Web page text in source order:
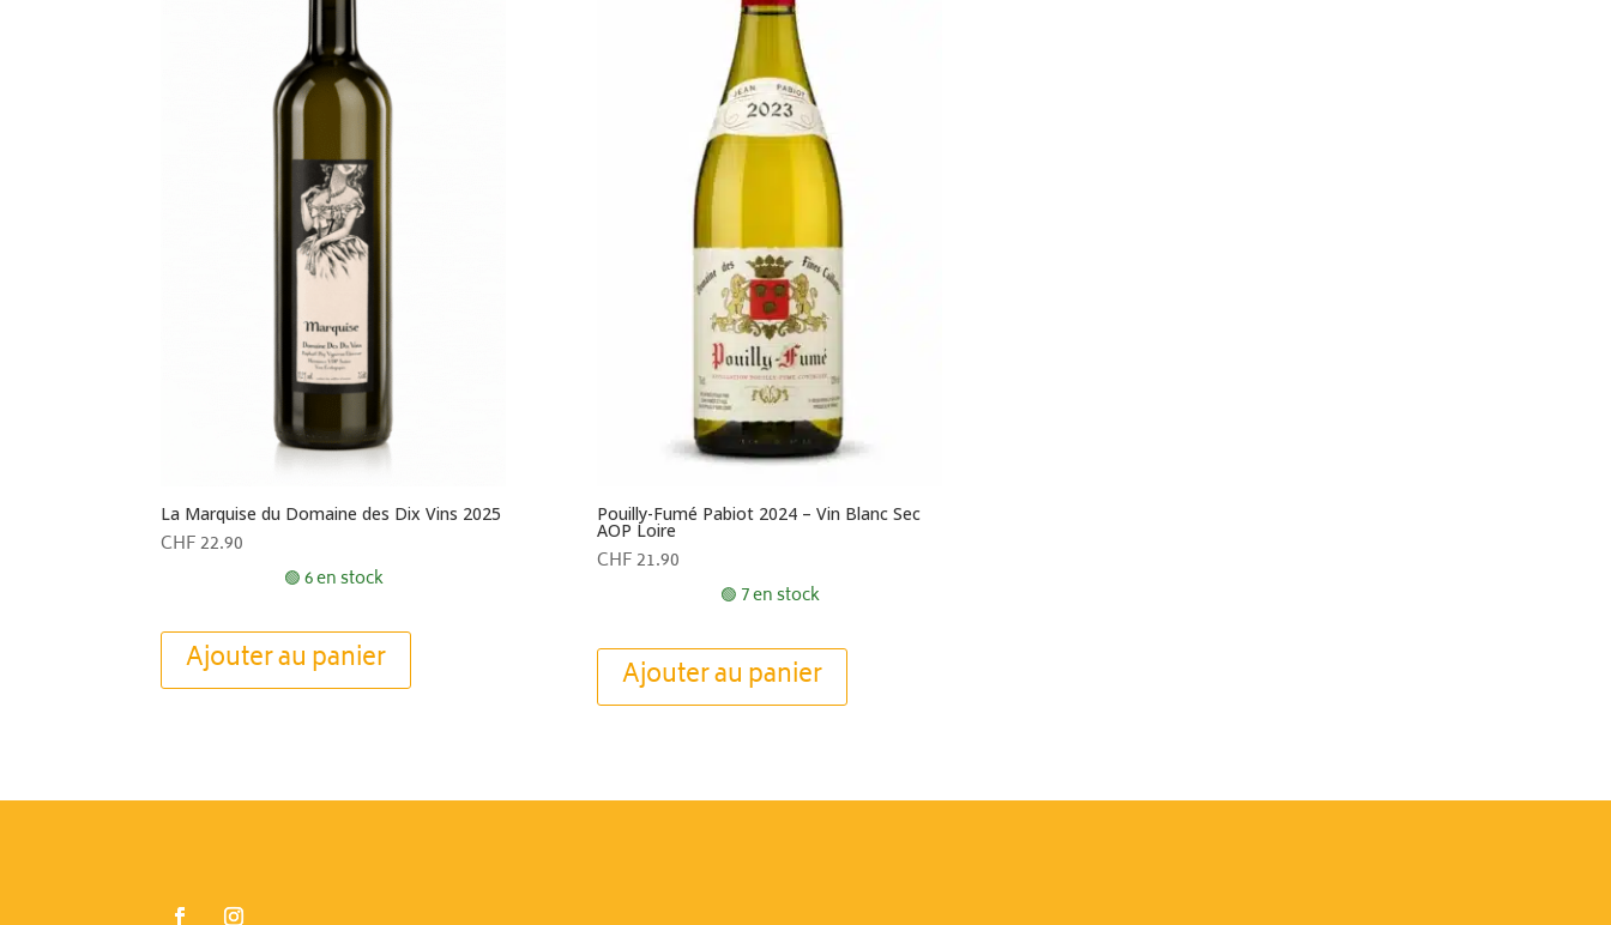
La Marquise du Domaine des Dix Vins 2025
CHF22.90
🟢 6 en stock
Ajouter au panier
Pouilly-Fumé Pabiot 2024 – Vin Blanc Sec
AOP Loire
CHF21.90
🟢 7 en stock
Ajouter au panier